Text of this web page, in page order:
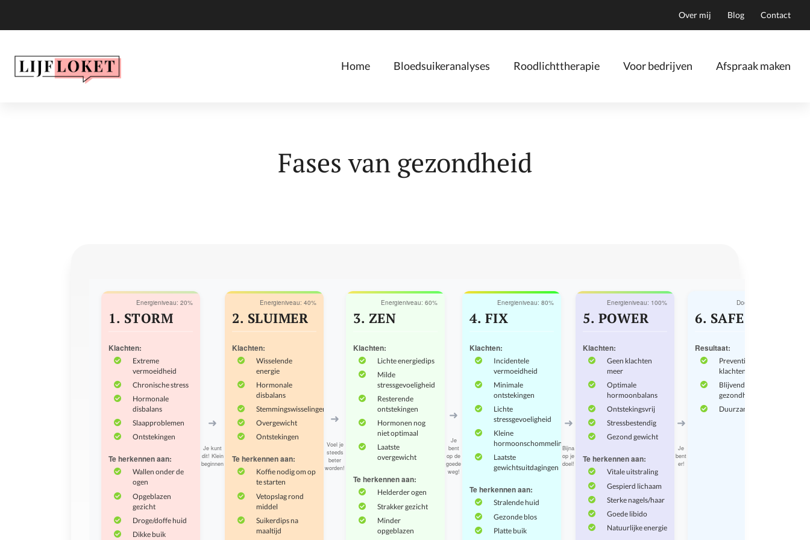
Over mij Blog Contact
Home Bloedsuikeranalyses Roodlichttherapie Voor bedrijven Afspraak maken
Fases van gezondheid
Energieniveau: 20%
1. STORM
Klachten:
Extreme
vermoeidheid
Chronische stress
Hormonale
disbalans
Slaapproblemen
Ontstekingen
Te herkennen aan:
Wallen onder de
ogen
Opgeblazen
gezicht
Droge/doffe huid
Dikke buik
➜
Je kunt
dit! Klein
beginnen
Energieniveau: 40%
2. SLUIMER
Klachten:
Wisselende
energie
Hormonale
disbalans
Stemmingswisselingen
Overgewicht
Ontstekingen
Te herkennen aan:
Koffie nodig om op
te starten
Vetopslag rond
middel
Suikerdips na
maaltijd
➜
Voel je
steeds
beter
worden!
Energieniveau: 60%
3. ZEN
Klachten:
Lichte energiedips
Milde
stressgevoeligheid
Resterende
ontstekingen
Hormonen nog
niet optimaal
Laatste
overgewicht
Te herkennen aan:
Helderder ogen
Strakker gezicht
Minder
opgeblazen
➜
Je
bent
op de
goede
weg!
Energieniveau: 80%
4. FIX
Klachten:
Incidentele
vermoeidheid
Minimale
ontstekingen
Lichte
stressgevoeligheid
Kleine
hormoonschommelingen
Laatste
gewichtsuitdagingen
Te herkennen aan:
Stralende huid
Gezonde blos
Platte buik
➜
Bijna
op je
doel!
Energieniveau: 100%
5. POWER
Klachten:
Geen klachten
meer
Optimale
hormoonbalans
Ontstekingsvrij
Stressbestendig
Gezond gewicht
Te herkennen aan:
Vitale uitstraling
Gespierd lichaam
Sterke nagels/haar
Goede libido
Natuurlijke energie
➜
Je
bent
er!
Doel bereikt! 🌟
6. SAFE
Resultaat:
Preventie van
klachten
Blijvende
gezondheid
Duurzame lifestyle